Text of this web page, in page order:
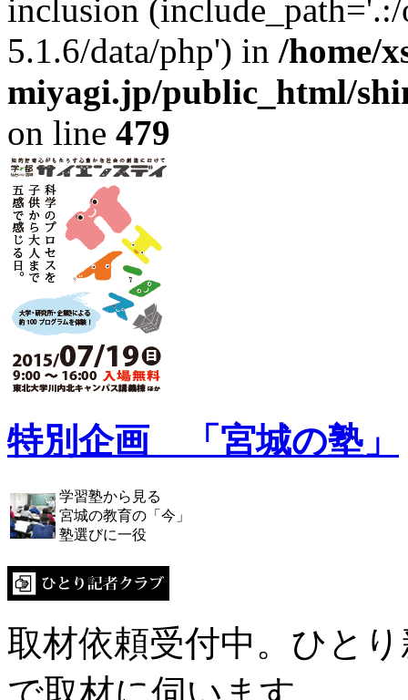
inclusion
5.1.6/data/php') in /home/
miyagi.jp/public_html/
on line 479
特別企画 「宮城の塾」
学習塾から見る
宮城の教育の「今」
塾選びに一役
取材依頼受付中。ひと
で取材に伺います。